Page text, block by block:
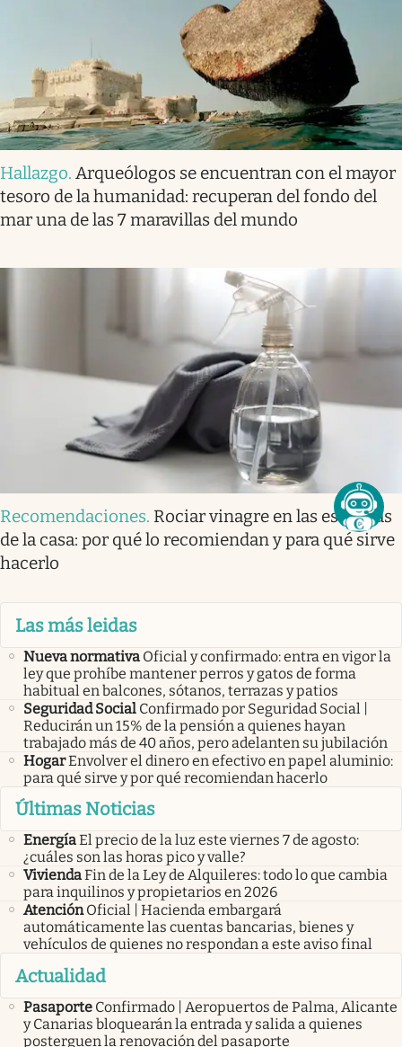
Hallazgo. Arqueólogos se encuentran con el mayor
tesoro de la humanidad: recuperan del fondo del
mar una de las 7 maravillas del mundo
Recomendaciones. Rociar vinagre en las esquinas
de la casa: por qué lo recomiendan y para qué sirve
hacerlo
Las más leidas
Nueva normativa Oficial y confirmado: entra en vigor la
ley que prohíbe mantener perros y gatos de forma
habitual en balcones, sótanos, terrazas y patios
Seguridad Social Confirmado por Seguridad Social |
Reducirán un 15% de la pensión a quienes hayan
trabajado más de 40 años, pero adelanten su jubilación
HogarEnvolver el dinero en efectivo en papel aluminio:
para qué sirve y por qué recomiendan hacerlo
Últimas Noticias
EnergíaEl precio de la luz este viernes 7 de agosto:
¿cuáles son las horas pico y valle?
ViviendaFin de la Ley de Alquileres: todo lo que cambia
para inquilinos y propietarios en 2026
Atención Oficial | Hacienda embargará
automáticamente las cuentas bancarias, bienes y
vehículos de quienes no respondan a este aviso final
Actualidad
Pasaporte Confirmado | Aeropuertos de Palma, Alicante
y Canarias bloquearán la entrada y salida a quienes
posterguen la renovación del pasaporte